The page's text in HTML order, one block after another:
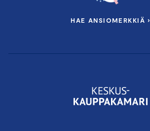
HAE ANSIOMERKKIÄ ›